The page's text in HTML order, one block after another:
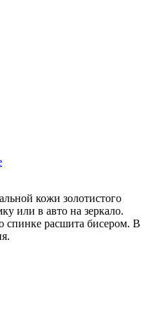
кожи золотистого
или в авто на зеркало.
спинке расшита бисером. В